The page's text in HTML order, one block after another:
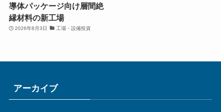
導体パッケージ向け層間絶
縁材料の新工場
2026年8月3日 工場・設備投資
アーカイブ